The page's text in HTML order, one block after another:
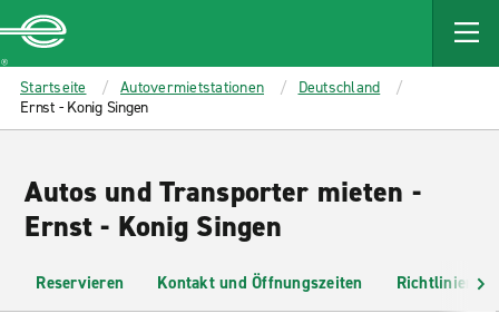
MAIN
CONTENT
Enterprise
Startseite Autovermietstationen
Deutschland
Ernst - Konig Singen
Autos und Transporter mieten -
Ernst - Konig Singen
Reservieren Kontakt und Öffnungszeiten Richtlinien